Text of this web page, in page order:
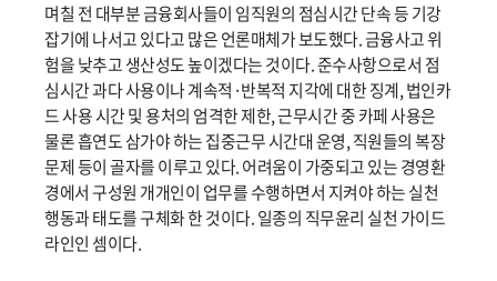
며칠 전 대부분 금융회사들이 임직원의 점심시간 단속 등 기강
잡기에 나서고 있다고 많은 언론매체가 보도했다. 금융사고 위
험을 낮추고 생산성도 높이겠다는 것이다. 준수사항으로서 점
심시간 과다 사용이나 계속적·반복적 지각에 대한 징계, 법인카
드 사용 시간 및 용처의 엄격한 제한, 근무시간 중 카페 사용은
물론 흡연도 삼가야 하는 집중근무 시간대 운영, 직원들의 복장
문제 등이 골자를 이루고 있다. 어려움이 가중되고 있는 경영환
경에서 구성원 개개인이 업무를 수행하면서 지켜야 하는 실천
행동과 태도를 구체화 한 것이다. 일종의 직무윤리 실천 가이드
라인인 셈이다.